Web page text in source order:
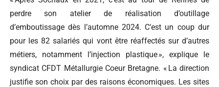
perdre son atelier de réalisation d’outillage
d’emboutissage dès l’automne 2024. C’est un coup dur
pour les 82 salariés qui vont être réaffectés sur d’autres
métiers, notamment l’injection plastique », explique le
syndicat CFDT Métallurgie Coeur Bretagne. « La direction
justifie son choix par des raisons économiques. Les sites